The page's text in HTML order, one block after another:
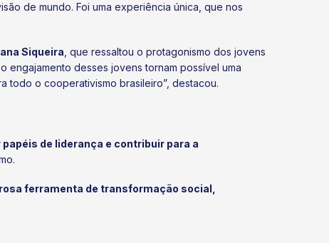
de mundo. Foi uma experiência única, que nos
Siqueira, que ressaltou o protagonismo dos jovens
engajamento desses jovens tornam possível uma
todo o cooperativismo brasileiro”, destacou.
de liderança e contribuir para a
ferramenta de transformação social,